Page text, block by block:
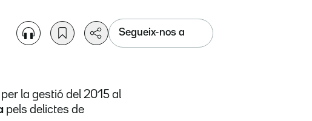
Segueix-nos a
la gestió del 2015 al
pels delictes de